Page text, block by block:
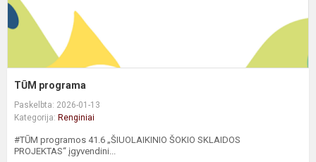
TŪM programa
Paskelbta: 2026-01-13
Kategorija: Renginiai
#TŪM programos 41.6 „ŠIUOLAIKINIO ŠOKIO SKLAIDOS
PROJEKTAS“ įgyvendini...